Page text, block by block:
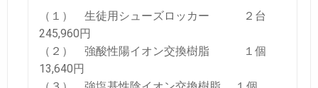
（１） 生徒用シューズロッカー ２台
245,960円
（２） 強酸性陽イオン交換樹脂 １個
13,640円